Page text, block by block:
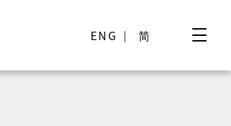
ENG 简